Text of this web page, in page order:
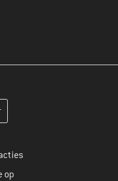
volgende stap je
op